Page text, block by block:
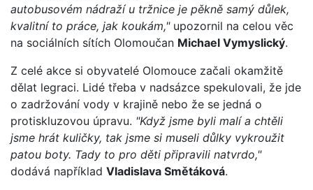
autobusovém nádraží u tržnice je pěkně samý důlek,
kvalitní to práce, jak koukám,"upozornil na celou věc
na sociálních sítích Olomoučan Michael Vymyslický.
Z celé akce si obyvatelé Olomouce začali okamžitě
dělat legraci. Lidé třeba v nadsázce spekulovali, že jde
o zadržování vody v krajině nebo že se jedná o
protiskluzovou úpravu. "Když jsme byli malí a chtěli
jsme hrát kuličky, tak jsme si museli důlky vykroužit
patou boty. Tady to pro děti připravili natvrdo,"
dodává například Vladislava Smětáková.